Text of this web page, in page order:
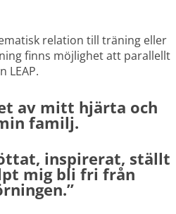
relation till träning eller
finns möjlighet att parallellt
LEAP.
av mitt hjärta och
familj.
inspirerat, ställt
mig bli fri från